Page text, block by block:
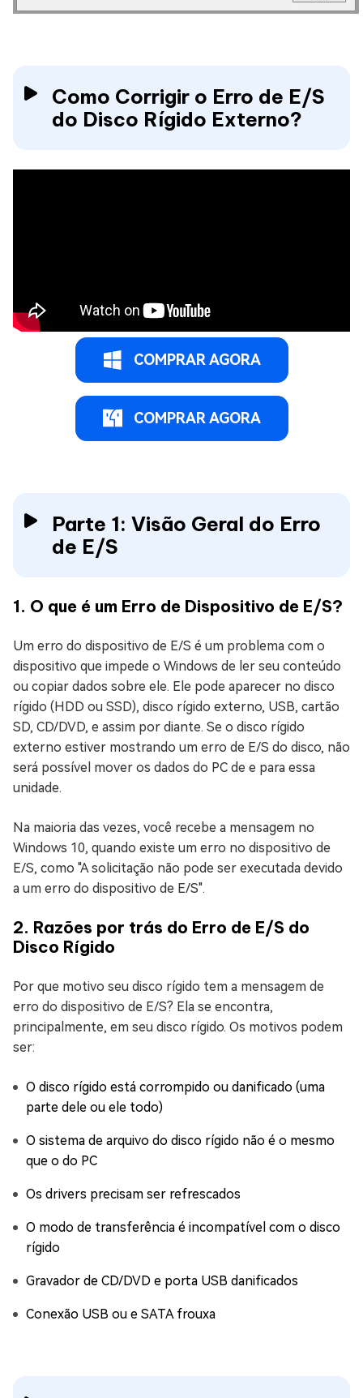
Como Corrigir o Erro de E/S
do Disco Rígido Externo?
COMPRAR AGORA
COMPRAR AGORA
Parte 1: Visão Geral do Erro
de E/S
1. O que é um Erro de Dispositivo de E/S?
Um erro do dispositivo de E/S é um problema com o
dispositivo que impede o Windows de ler seu conteúdo
ou copiar dados sobre ele. Ele pode aparecer no disco
rígido (HDD ou SSD), disco rígido externo, USB, cartão
SD, CD/DVD, e assim por diante. Se o disco rígido
externo estiver mostrando um erro de E/S do disco, não
será possível mover os dados do PC de e para essa
unidade.
Na maioria das vezes, você recebe a mensagem no
Windows 10, quando existe um erro no dispositivo de
E/S, como "A solicitação não pode ser executada devido
a um erro do dispositivo de E/S".
2. Razões por trás do Erro de E/S do
Disco Rígido
Por que motivo seu disco rígido tem a mensagem de
erro do dispositivo de E/S? Ela se encontra,
principalmente, em seu disco rígido. Os motivos podem
ser:
O disco rígido está corrompido ou danificado (uma
parte dele ou ele todo)
O sistema de arquivo do disco rígido não é o mesmo
que o do PC
Os drivers precisam ser refrescados
O modo de transferência é incompatível com o disco
rígido
Gravador de CD/DVD e porta USB danificados
Conexão USB ou e SATA frouxa